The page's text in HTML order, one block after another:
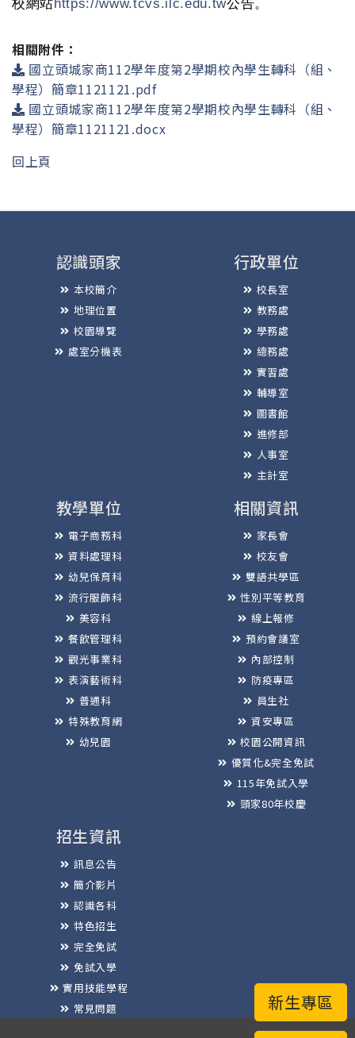
校網站https://www.tcvs.ilc.edu.tw公告。
相關附件：
國立頭城家商112學年度第2學期校內學生轉科（組、
學程）簡章1121121.pdf
國立頭城家商112學年度第2學期校內學生轉科（組、
學程）簡章1121121.docx
回上頁
新生專區
認識頭家
本校簡介
地理位置
校園導覽
處室分機表
行政單位
校長室
教務處
學務處
總務處
實習處
輔導室
圖書館
進修部
人事室
主計室
教學單位
電子商務科
資料處理科
幼兒保育科
流行服飾科
美容科
餐飲管理科
觀光事業科
表演藝術科
普通科
特殊教育網
幼兒園
相關資訊
家長會
校友會
雙語共學區
性別平等教育
線上報修
預約會議室
內部控制
防疫專區
員生社
資安專區
校園公開資訊
優質化&完全免試
115年免試入學
頭家80年校慶
招生資訊
訊息公告
簡介影片
認識各科
特色招生
完全免試
免試入學
實用技能學程
常見問題